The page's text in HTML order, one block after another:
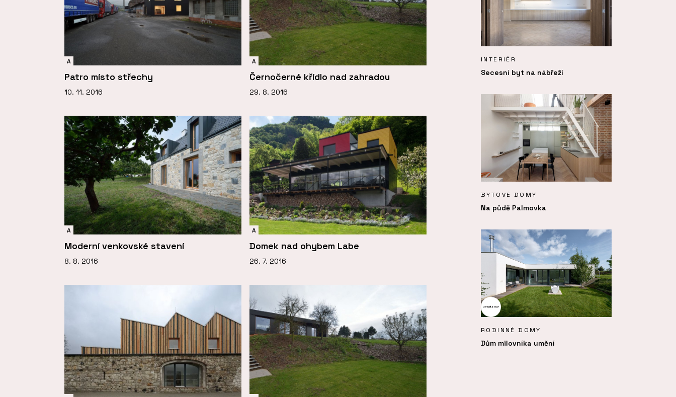
A
Patro místo střechy
10. 11. 2016
A
Černočerné křídlo nad zahradou
29. 8. 2016
A
Moderní venkovské stavení
8. 8. 2016
A
Domek nad ohybem Labe
26. 7. 2016
INTERIÉR
Secesní byt na nábřeží
BYTOVÉ DOMY
Na půdě Palmovka
RODINNÉ DOMY
Dům milovníka umění